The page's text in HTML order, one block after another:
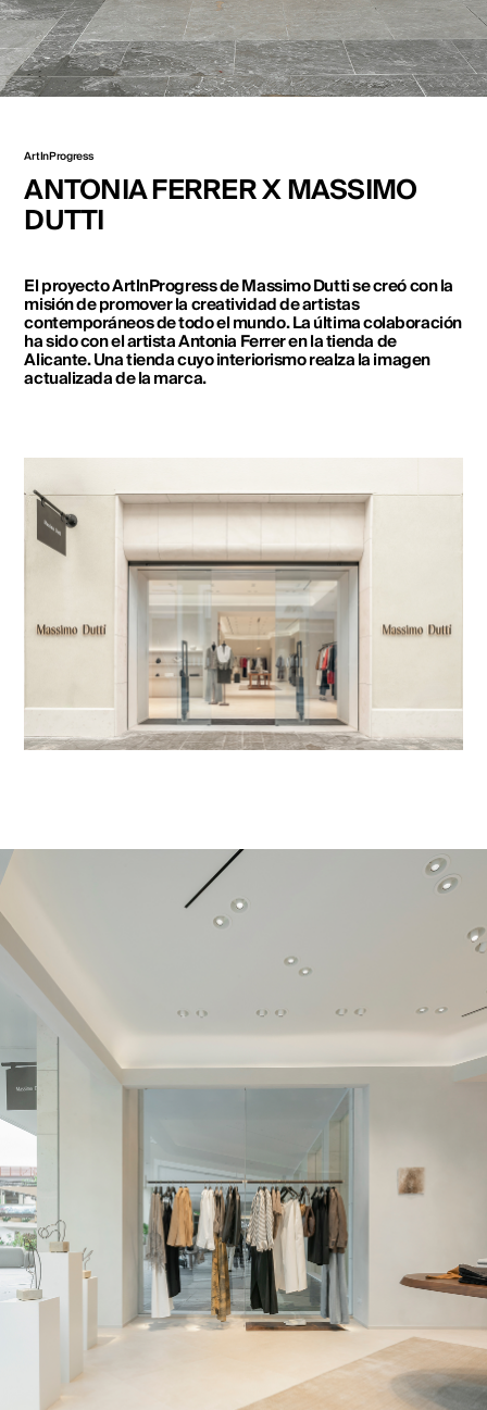
ArtInProgress
ANTONIA FERRER X MASSIMO
DUTTI
El proyecto ArtlnProgress de Massimo Dutti se creó con la
misión de promover la creatividad de artistas
contemporáneos de todo el mundo. La última colaboración
ha sido con el artista Antonia Ferrer en la tienda de
Alicante. Una tienda cuyo interiorismo realza la imagen
actualizada de la marca.